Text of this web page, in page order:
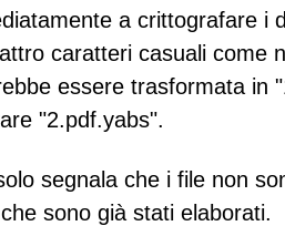
a crittografare i
caratteri casuali come
essere trasformata in
"2.pdf.yabs".
segnala che i file non
sono già stati elaborati.